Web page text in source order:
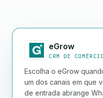
eGrow
CRM DE
Escolha o eGrow
um dos canais em que
de entrada abrange